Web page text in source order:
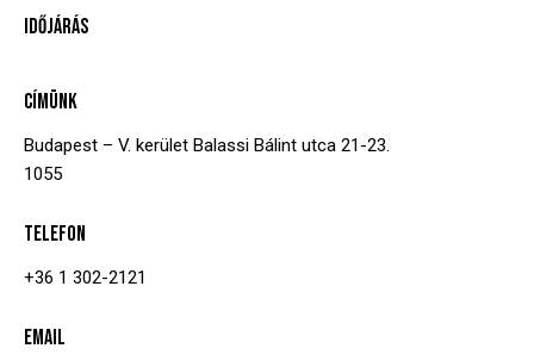
IDŐJÁRÁS
CÍMÜNK
Budapest – V. kerület Balassi Bálint utca 21-23.
1055
TELEFON
+36 1 302-2121
EMAIL